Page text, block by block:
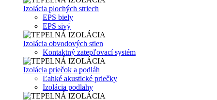
Izolácia plochých striech
EPS biely
EPS sivý
Izolácia obvodových stien
Kontaktný zatepľovací systém
Izolácia priečok a podláh
Ľahké akustické priečky
Izolácia podlahy